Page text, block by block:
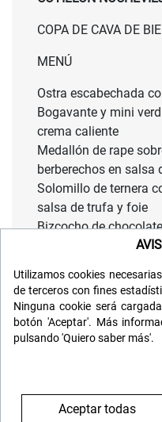
COPA DE CAVA DE
MENÚ
Ostra escabechada
Bogavante y mini
crema caliente
Medallón de rape
berberechos en salsa
Solomillo de ternera
salsa de trufa y foie
Bizcocho de
mousse de chocolate
BODEGA
Vino Blanco Viñas del
Somontano
Café e Infusiones
Utilizamos cookies
de terceros con fines
Ninguna cookie será
botón 'Aceptar'. Más
pulsando 'Quiero saber más'.
Aceptar todas